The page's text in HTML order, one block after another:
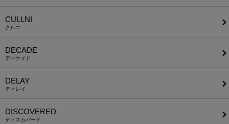
CULLNI
クルニ
DECADE
ディケイド
DELAY
ディレイ
DISCOVERED
ディスカバード